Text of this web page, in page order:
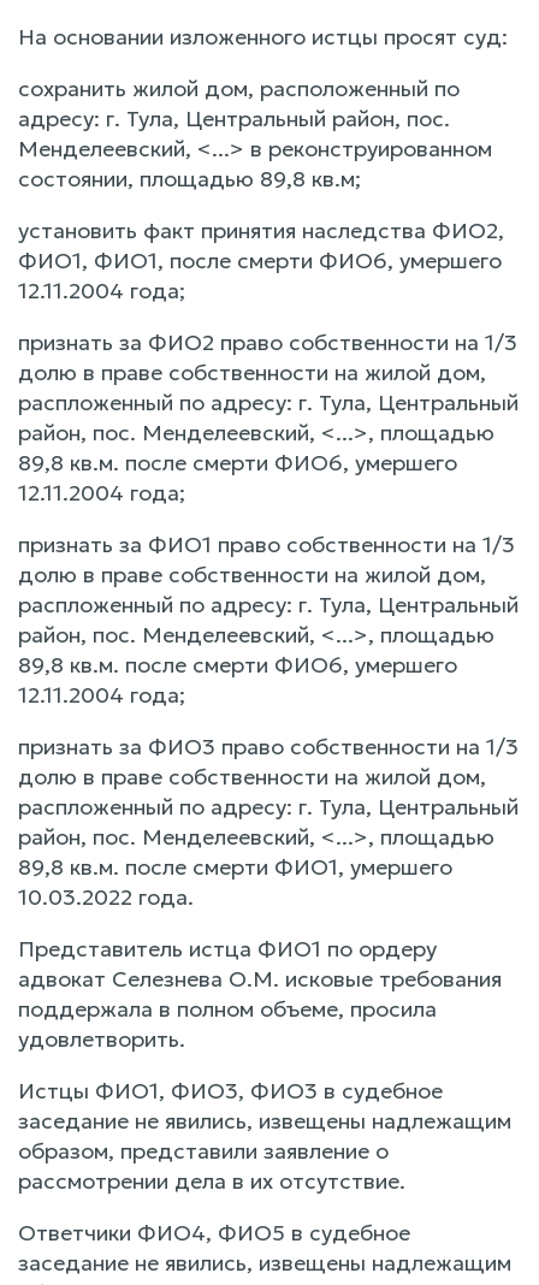
На основании изложенного истцы просят суд:
сохранить жилой дом, расположенный по
адресу: г. Тула, Центральный район, пос.
Менделеевский, <...> в реконструированном
состоянии, площадью 89,8 кв.м;
установить факт принятия наследства ФИО2,
ФИО1, ФИО1, после смерти ФИО6, умершего
12.11.2004 года;
признать за ФИО2 право собственности на 1/3
долю в праве собственности на жилой дом,
распложенный по адресу: г. Тула, Центральный
район, пос. Менделеевский, <...>, площадью
89,8 кв.м. после смерти ФИО6, умершего
12.11.2004 года;
признать за ФИО1 право собственности на 1/3
долю в праве собственности на жилой дом,
распложенный по адресу: г. Тула, Центральный
район, пос. Менделеевский, <...>, площадью
89,8 кв.м. после смерти ФИО6, умершего
12.11.2004 года;
признать за ФИО3 право собственности на 1/3
долю в праве собственности на жилой дом,
распложенный по адресу: г. Тула, Центральный
район, пос. Менделеевский, <...>, площадью
89,8 кв.м. после смерти ФИО1, умершего
10.03.2022 года.
Представитель истца ФИО1 по ордеру
адвокат Селезнева О.М. исковые требования
поддержала в полном объеме, просила
удовлетворить.
Истцы ФИО1, ФИО3, ФИО3 в судебное
заседание не явились, извещены надлежащим
образом, представили заявление о
рассмотрении дела в их отсутствие.
Ответчики ФИО4, ФИО5 в судебное
заседание не явились, извещены надлежащим